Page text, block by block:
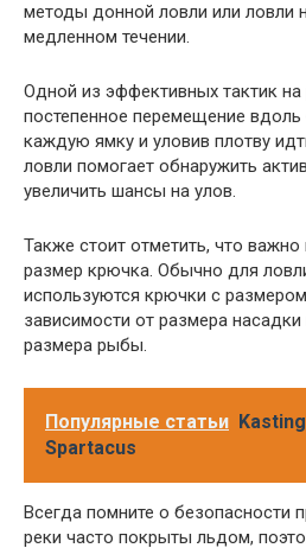
методы донной ловли или ловли
медленном течении.
Одной из эффективных тактик на
постепенное перемещение вдоль
каждую ямку и уловив плотву
ловли помогает обнаружить
увеличить шансы на улов.
Также стоит отметить, что
размер крючка. Обычно для
используются крючки с
зависимости от размера
размера рыбы.
Популярные статьи Kasting
Spartacus
Всегда помните о безопасности
реки часто покрыты льдом,